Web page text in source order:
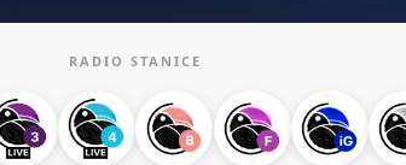
RADIO STANICE